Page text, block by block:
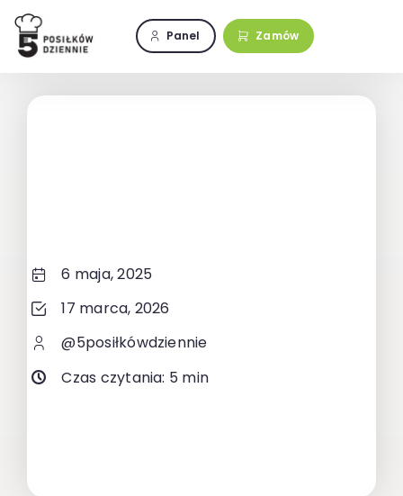
Przejdź
zawartości
Panel Zamów
6 maja, 2025
17 marca, 2026
@5posiłkówdziennie
Czas czytania: 5 min